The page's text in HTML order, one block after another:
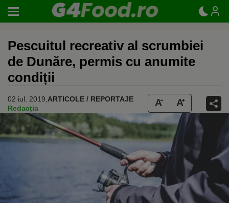
Pescuitul recreativ al scrumbiei
de Dunăre, permis cu anumite
condiții
02 iul. 2019, ARTICOLE / REPORTAJE
Redacția